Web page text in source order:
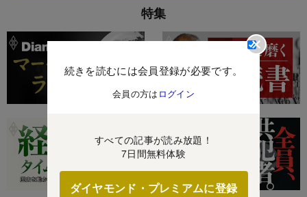
続きを読むには会員登録が必要です。
会員の方は ログイン
すべての記事が読み放題！
7日間無料体験
ダイヤモンド・プレミアムに登録
特集